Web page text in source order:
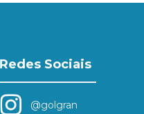
Redes Sociais
@golgran